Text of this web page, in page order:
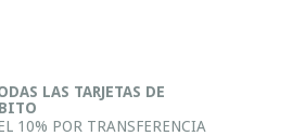
LAS TARJETAS DE
10% POR TRANSFERENCIA